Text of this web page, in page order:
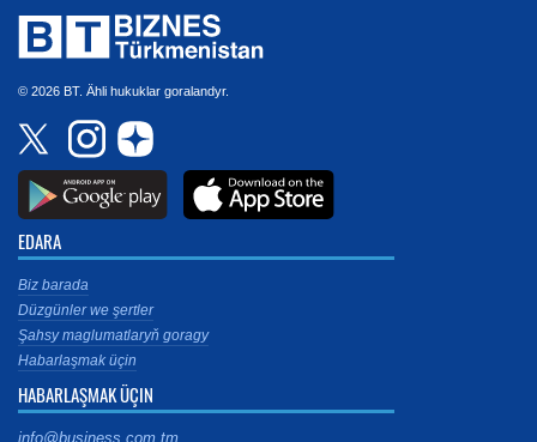
© 2026 BT. Ähli hukuklar goralandyr.
EDARA
Biz barada
Düzgünler we şertler
Şahsy maglumatlaryň goragy
Habarlaşmak üçin
HABARLAŞMAK ÜÇIN
info@business.com.tm